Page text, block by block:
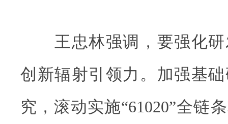
王忠林强调，要强化研
创新辐射引领力。加强基
究，滚动实施“61020”全链